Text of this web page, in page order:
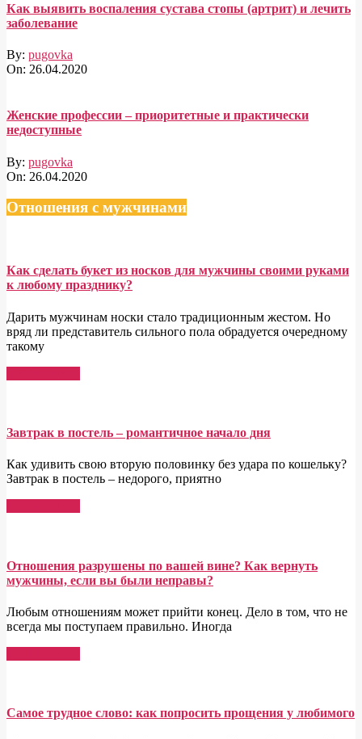
Как выявить воспаления сустава стопы (артрит) и лечить
заболевание
By: pugovka
On: 26.04.2020
Женские профессии – приоритетные и практически
недоступные
By: pugovka
On: 26.04.2020
Отношения с мужчинами
Как сделать букет из носков для мужчины своими руками
к любому празднику?
Дарить мужчинам носки стало традиционным жестом. Но
вряд ли представитель сильного пола обрадуется очередному
такому
Завтрак в постель – романтичное начало дня
Как удивить свою вторую половинку без удара по кошельку?
Завтрак в постель – недорого, приятно
Отношения разрушены по вашей вине? Как вернуть
мужчины, если вы были неправы?
Любым отношениям может прийти конец. Дело в том, что не
всегда мы поступаем правильно. Иногда
Самое трудное слово: как попросить прощения у любимого